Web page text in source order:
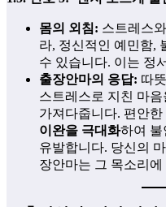
몸의 외침: 스트레스
라, 정신적인 예민함,
수 있습니다. 이는 정
출장안마의 응답: 따
스트레스로 지친 마
가져다줍니다. 편안
이완을 극대화하여 불
유발합니다. 당신의
장안마는 그 목소리